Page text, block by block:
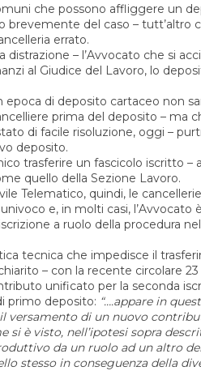
che possono affliggere un
del caso – tutt’altro
errato.
– l’Avvocato che si
al Giudice del Lavoro, lo
di deposito cartaceo non
prima del deposito – ma
di facile risoluzione, oggi –
deposito.
trasferire un fascicolo iscritto –
quello della Sezione Lavoro.
Telematico, quindi, le
e, in molti casi,
a ruolo della procedura
tecnica che impedisce il
– con la recente circolare
unificato per la seconda
primo deposito: “….appare in
versamento di un nuovo
si è visto, nell’ipotesi sopra
da un ruolo ad un altro
stesso in conseguenza della